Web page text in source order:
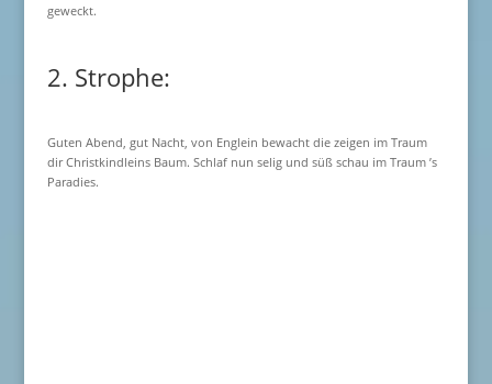
geweckt.
2. Strophe:
Guten Abend, gut Nacht, von Englein bewacht die zeigen im Traum
dir Christkindleins Baum. Schlaf nun selig und süß schau im Traum ’s
Paradies.